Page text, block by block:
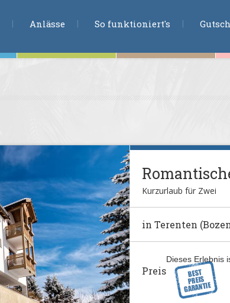
Anlässe So funktioniert's
Kurzurlaub für Zwei
in Terenten
Dieses Erlebnis
Preis